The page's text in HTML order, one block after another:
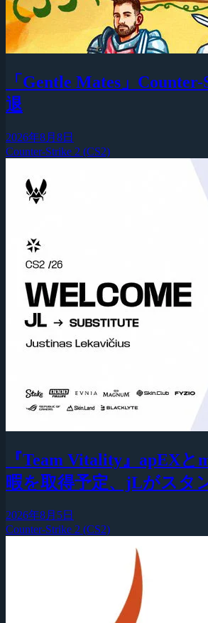
「Gentle Mates」
退
2026年8月8日
Counter-Strike 2 (CS2)
『Team Vitality』apEXと
暇を取得予定、jLがスタ
2026年8月5日
Counter-Strike 2 (CS2)